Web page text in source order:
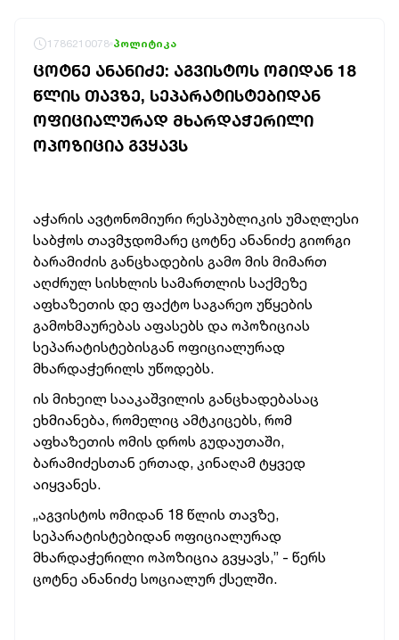
1786210078 პოლიტიკა
ᲪᲝᲢᲜᲔ ᲐᲜᲐᲜᲘᲫᲔ: ᲐᲒᲕᲘᲡᲢᲝᲡ ᲝᲛᲘᲓᲐᲜ 18
ᲬᲚᲘᲡ ᲗᲐᲕᲖᲔ, ᲡᲔᲞᲐᲠᲐᲢᲘᲡᲢᲔᲑᲘᲓᲐᲜ
ᲝᲤᲘᲪᲘᲐᲚᲣᲠᲐᲓ ᲛᲮᲐᲠᲓᲐᲭᲔᲠᲘᲚᲘ
ᲝᲞᲝᲖᲘᲪᲘᲐ ᲒᲕᲧᲐᲕᲡ
აჭარის ავტონომიური რესპუბლიკის უმაღლესი
საბჭოს თავმჯდომარე ცოტნე ანანიძე გიორგი
ბარამიძის განცხადების გამო მის მიმართ
აღძრულ სისხლის სამართლის საქმეზე
აფხაზეთის დე ფაქტო საგარეო უწყების
გამოხმაურებას აფასებს და ოპოზიციას
სეპარატისტებისგან ოფიციალურად
მხარდაჭერილს უწოდებს.
ის მიხეილ სააკაშვილის განცხადებასაც
ეხმიანება, რომელიც ამტკიცებს, რომ
აფხაზეთის ომის დროს გუდაუთაში,
ბარამიძესთან ერთად, კინაღამ ტყვედ
აიყვანეს.
„აგვისტოს ომიდან 18 წლის თავზე,
სეპარატისტებიდან ოფიციალურად
მხარდაჭერილი ოპოზიცია გვყავს,” - წერს
ცოტნე ანანიძე სოციალურ ქსელში.